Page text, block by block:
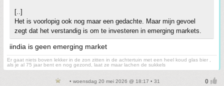
[..]
Het is voorlopig ook nog maar een gedachte. Maar mijn gevoel
zegt dat het verstandig is om te investeren in emerging markets.
iindia is geen emerging market
Er gaat niets boven lekker in de zon zitten in de achtertuin met een heel koud glas bier ,
als je al 75 jaar bent en nog gezond, laat ze maar lachen de sukkels
• woensdag 20 mei 2026 @ 18:17 • 31